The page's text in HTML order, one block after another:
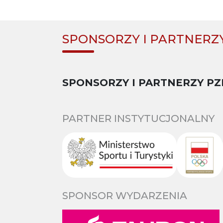
SPONSORZY I
SPONSORZY I PARTNERZY
PARTNER INSTYTUCJONALNY
SPONSOR WYDARZENIA